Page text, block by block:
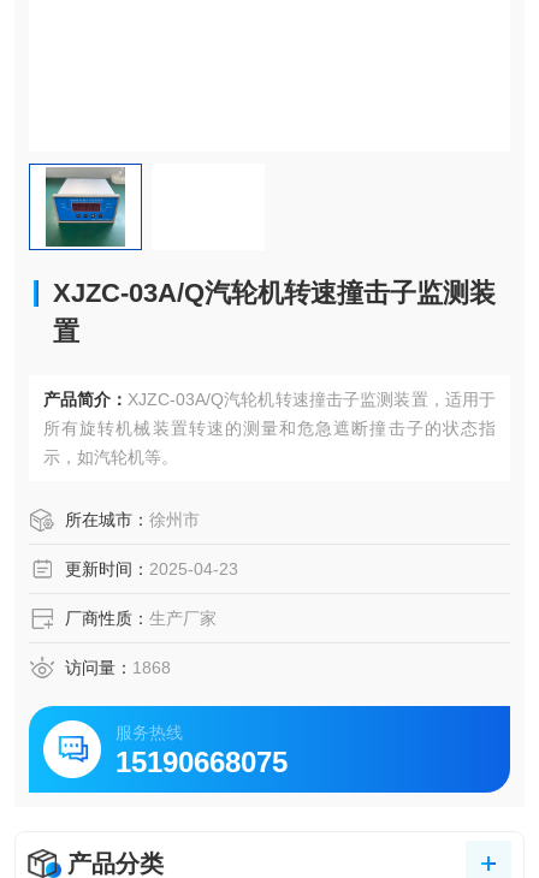
XJZC-03A/Q汽轮机转速撞击子监测装
置
产品简介： XJZC-03A/Q汽轮机转速撞击子监测装置，适用于
所有旋转机械装置转速的测量和危急遮断撞击子的状态指
示，如汽轮机等。
所在城市： 徐州市
更新时间： 2025-04-23
厂商性质： 生产厂家
访问量： 1868
服务热线
15190668075
产品分类